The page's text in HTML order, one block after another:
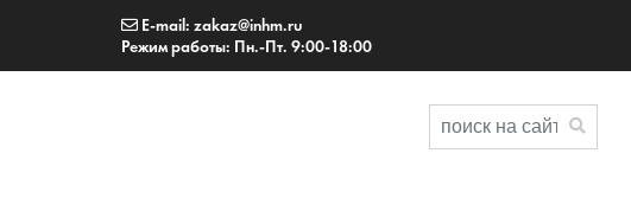
E-mail: zakaz@inhm.ru
Режим работы: Пн.-Пт. 9:00-18:00